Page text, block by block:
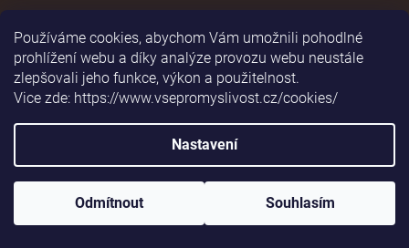
Používáme cookies, abychom Vám umožnili pohodlné
prohlížení webu a díky analýze provozu webu neustále
zlepšovali jeho funkce, výkon a použitelnost.
Vice zde: https://www.vsepromyslivost.cz/cookies/
Nastavení
Odmítnout Souhlasím